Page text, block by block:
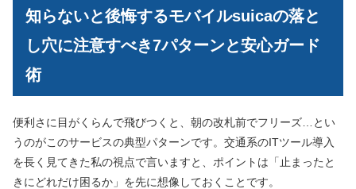
知らないと後悔するモバイルsuicaの落と
し穴に注意すべき7パターンと安心ガード
術
便利さに目がくらんで飛びつくと、朝の改札前でフリーズ…とい
うのがこのサービスの典型パターンです。交通系のITツール導入
を長く見てきた私の視点で言いますと、ポイントは「止まったと
きにどれだけ困るか」を先に想像しておくことです。